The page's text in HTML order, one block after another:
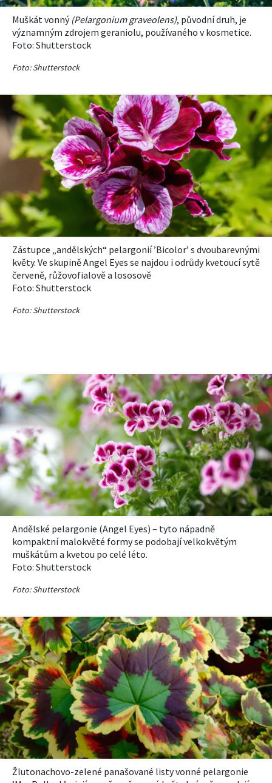
KVÍZY A TESTY
Muškát vonný (Pelargonium graveolens), původní druh, je
významným zdrojem geraniolu, používaného v kosmetice.
Foto: Shutterstock
Foto: Shutterstock
Zástupce „andělských“ pelargonií’Bicolor’ s dvoubarevnými
květy. Ve skupině Angel Eyes se najdou i odrůdy kvetoucí sytě
červeně, růžovofialově a lososově
Foto: Shutterstock
Foto: Shutterstock
Andělské pelargonie (Angel Eyes) –⁠ tyto nápadně
kompaktní malokvěté formy se podobají velkokvětým
muškátům a kvetou po celé léto.
Foto: Shutterstock
Foto: Shutterstock
Žlutonachovo-zelené panašované listy vonné pelargonie